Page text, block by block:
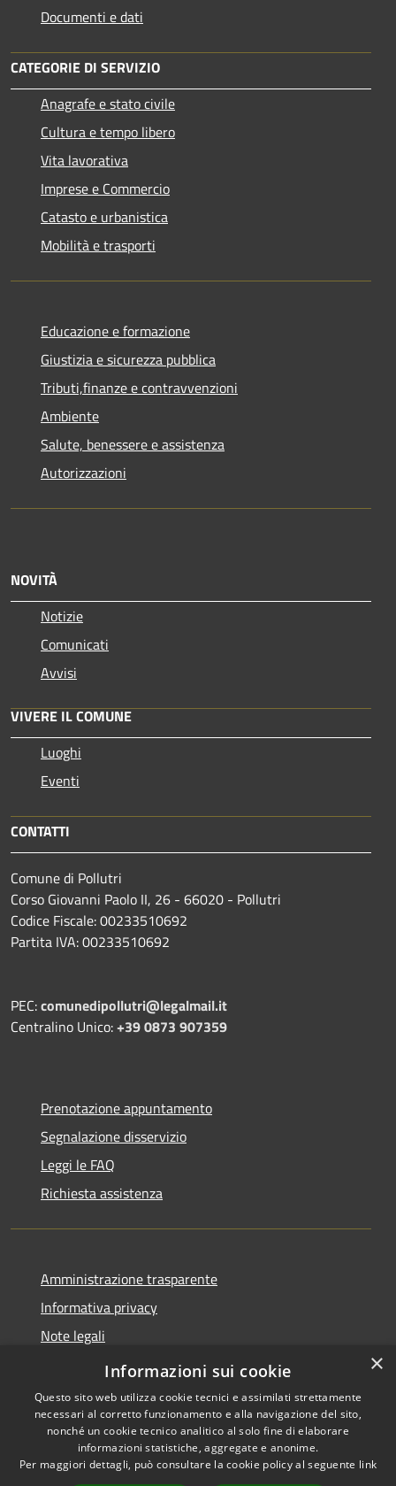
Documenti e dati
CATEGORIE DI SERVIZIO
Anagrafe e stato civile
Cultura e tempo libero
Vita lavorativa
Imprese e Commercio
Catasto e urbanistica
Mobilità e trasporti
Educazione e formazione
Giustizia e sicurezza pubblica
Tributi,finanze e contravvenzioni
Ambiente
Salute, benessere e assistenza
Autorizzazioni
NOVITÀ
Notizie
Comunicati
Avvisi
VIVERE IL COMUNE
Luoghi
Eventi
CONTATTI
Comune di Pollutri
Corso Giovanni Paolo II, 26 - 66020 - Pollutri
Codice Fiscale: 00233510692
Partita IVA: 00233510692
PEC:comunedipollutri@legalmail.it
Centralino Unico:+39 0873 907359
Prenotazione appuntamento
Segnalazione disservizio
Leggi le FAQ
Richiesta assistenza
Amministrazione trasparente
Informativa privacy
Note legali
Dichiarazione di accessibilità
Accessibilità
Copyright © 2026 • Comune di
Pollutri • Powered by
×
Informazioni sui cookie
Questo sito web utilizza cookie tecnici e assimilati strettamente
necessari al corretto funzionamento e alla navigazione del sito,
nonché un cookie tecnico analitico al solo fine di elaborare
informazioni statistiche, aggregate e anonime.
Per maggiori dettagli, può consultare la cookie policy al seguente link